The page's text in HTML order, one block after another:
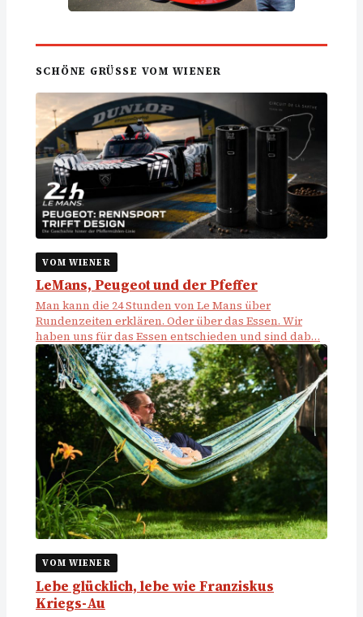
SCHÖNE GRÜSSE VOM WIENER
VOM WIENER
LeMans, Peugeot und der Pfeffer
Man kann die 24 Stunden von Le Mans über
Rundenzeiten erklären. Oder über das Essen. Wir
haben uns für das Essen entschieden und sind dab…
VOM WIENER
Lebe glücklich, lebe wie Franziskus
Kriegs-Au